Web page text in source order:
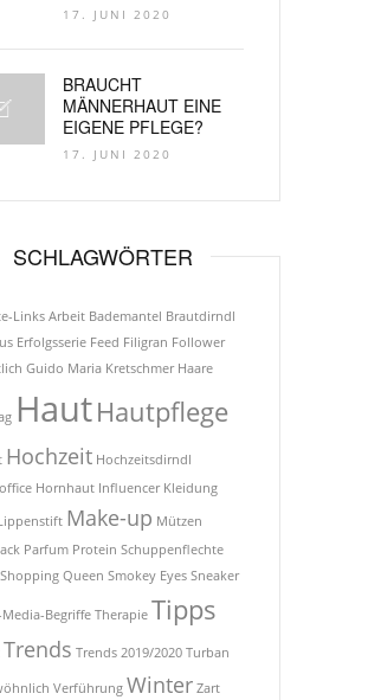
17. JUNI 2020
BRAUCHT
MÄNNERHAUT EINE
EIGENE PFLEGE?
17. JUNI 2020
SCHLAGWÖRTER
Links Arbeit Bademantel Brautdirndl
Erfolgsserie Feed Filigran Follower
Guido Maria Kretschmer Haare
HautHautpflege
Hochzeit Hochzeitsdirndl
Hornhaut Influencer Kleidung
Make-up Mützen
Parfum Protein Schuppenflechte
Shopping Queen Smokey Eyes Sneaker
Media-Begriffe Therapie Tipps
Trends Trends 2019/2020 Turban
Verführung Winter Zart